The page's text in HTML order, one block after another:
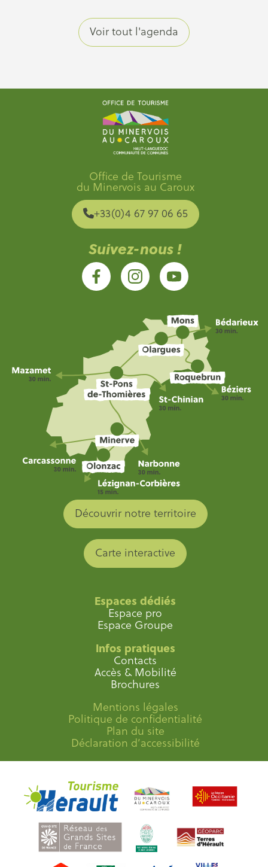
Voir tout l'agenda
Office de Tourisme
du Minervois au Caroux
+33(0)4 67 97 06 65
Suivez-nous !
Découvrir notre territoire
Carte interactive
Espaces dédiés
Espace pro
Espace Groupe
Infos pratiques
Contacts
Accès & Mobilité
Brochures
Mentions légales
Politique de confidentialité
Plan du site
Déclaration d’accessibilité